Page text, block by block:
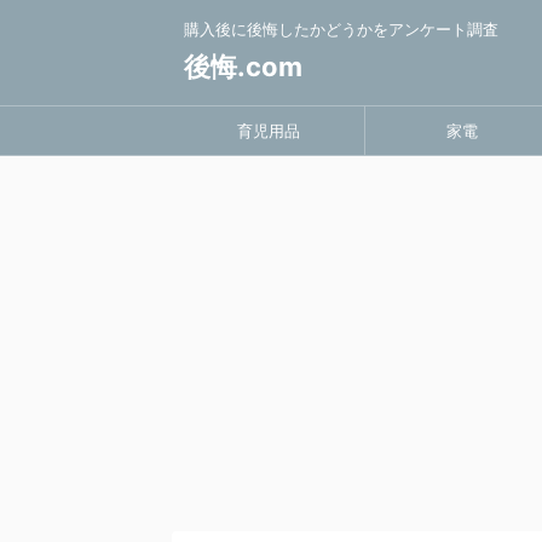
購入後に後悔したかどうかをアンケート調査
後悔.com
育児用品 家電